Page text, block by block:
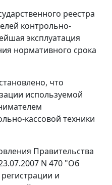
реестра
контрольно-
эксплуатация
нормативного срока
что
используемой
кассовой техники
Правительства
N 470 "Об
и